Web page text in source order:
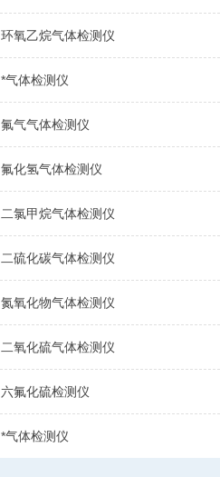
环氧乙烷气体检测仪
*气体检测仪
氟气气体检测仪
氟化氢气体检测仪
二氯甲烷气体检测仪
二硫化碳气体检测仪
氮氧化物气体检测仪
二氧化硫气体检测仪
六氟化硫检测仪
*气体检测仪